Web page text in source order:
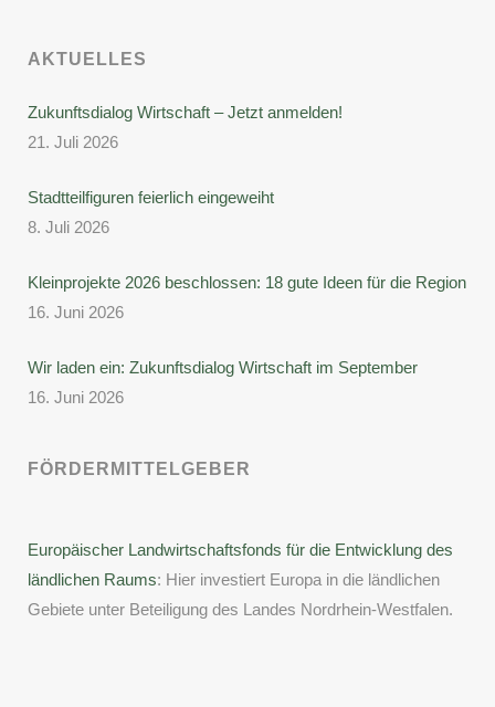
AKTUELLES
Zukunftsdialog Wirtschaft – Jetzt anmelden!
21. Juli 2026
Stadtteilfiguren feierlich eingeweiht
8. Juli 2026
Kleinprojekte 2026 beschlossen: 18 gute Ideen für die Region
16. Juni 2026
Wir laden ein: Zukunftsdialog Wirtschaft im September
16. Juni 2026
FÖRDERMITTELGEBER
Europäischer Landwirtschaftsfonds für die Entwicklung des
ländlichen Raums: Hier investiert Europa in die ländlichen
Gebiete unter Beteiligung des Landes Nordrhein-Westfalen.